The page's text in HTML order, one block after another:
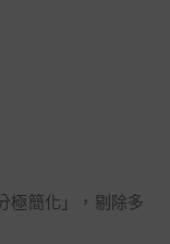
極簡化」，剔除多